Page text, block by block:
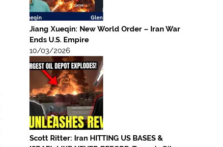
Jiang Xueqin: New World Order – Iran War
Ends U.S. Empire
10/03/2026
Scott Ritter: Iran HITTING US BASES &